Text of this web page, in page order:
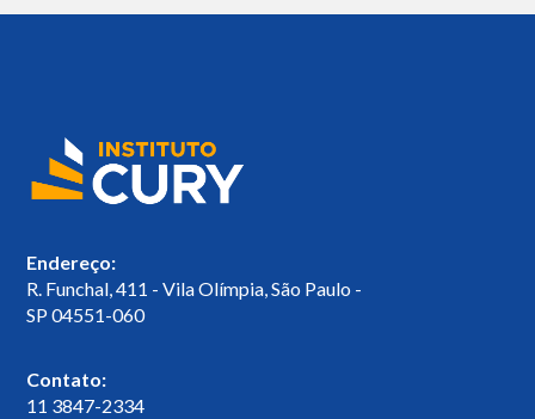
Endereço:
R. Funchal, 411 - Vila Olímpia, São Paulo -
SP 04551-060
Contato:
11 3847-2334